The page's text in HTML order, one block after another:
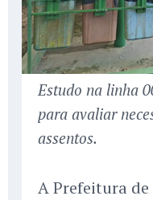
Estudo na linha
para avaliar
assentos.
A Prefeitura